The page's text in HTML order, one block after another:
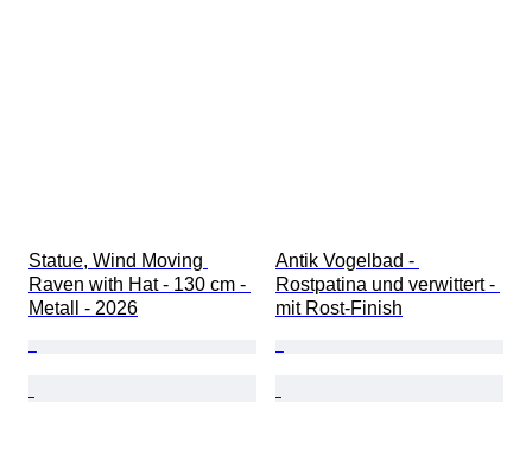
Statue, Wind Moving
Raven with Hat - 130 cm -
Metall - 2026
Antik Vogelbad -
Rostpatina und verwittert -
mit Rost-Finish